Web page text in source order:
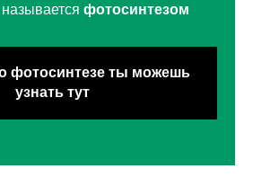
фотосинтезом
фотосинтезе ты можешь
узнать тут